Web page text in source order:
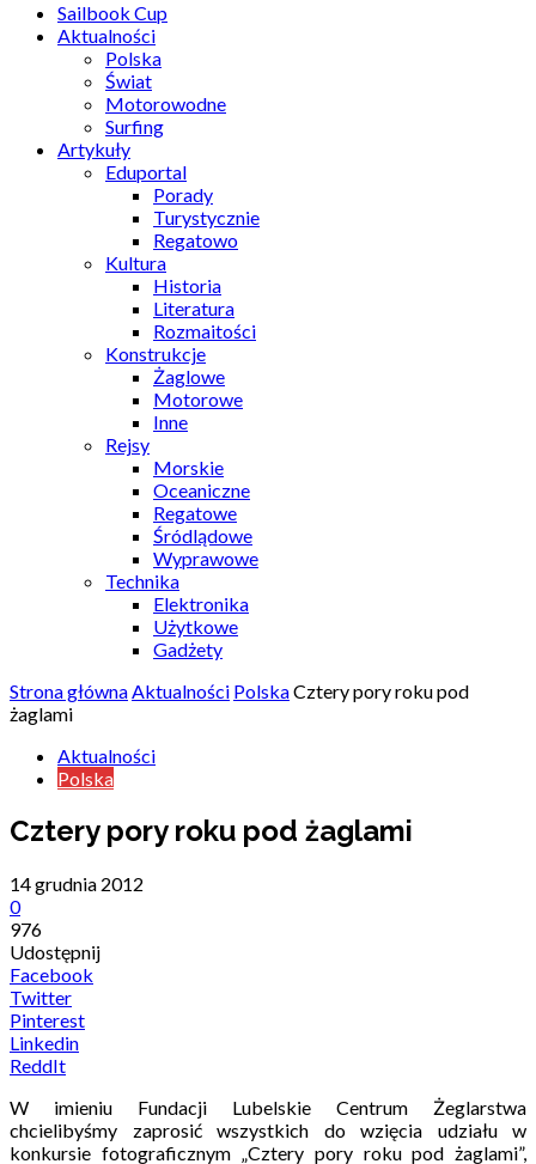
Sailbook Cup
Aktualności
Polska
Świat
Motorowodne
Surfing
Artykuły
Eduportal
Porady
Turystycznie
Regatowo
Kultura
Historia
Literatura
Rozmaitości
Konstrukcje
Żaglowe
Motorowe
Inne
Rejsy
Morskie
Oceaniczne
Regatowe
Śródlądowe
Wyprawowe
Technika
Elektronika
Użytkowe
Gadżety
Strona głównaAktualności PolskaCztery pory roku pod
żaglami
Aktualności
Polska
Cztery pory roku pod żaglami
14 grudnia 2012
0
976
Udostępnij
Facebook
Twitter
Pinterest
Linkedin
ReddIt
W imieniu Fundacji Lubelskie Centrum Żeglarstwa
chcielibyśmy zaprosić wszystkich do wzięcia udziału w
konkursie fotograficznym „Cztery pory roku pod żaglami”,